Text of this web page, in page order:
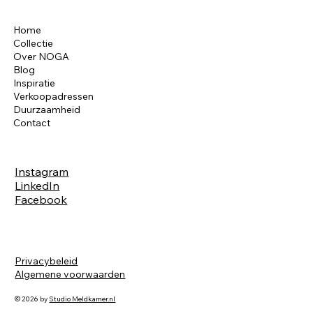
Home
Collectie
Over NOGA
Blog
Inspiratie
Verkoopadressen
Duurzaamheid
Contact
Instagram
LinkedIn
Facebook
Privacybeleid
Algemene voorwaarden
© 2026 by Studio Meldkamer.nl